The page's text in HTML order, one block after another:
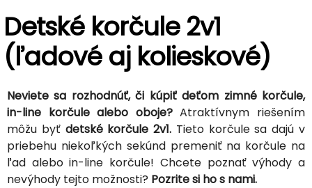
Detské korčule 2v1
(ľadové aj kolieskové)
Neviete sa rozhodnúť, či kúpiť deťom zimné korčule,
in-line korčule alebo oboje?Atraktívnym riešením
môžu byť detské korčule 2v1. Tieto korčule sa dajú v
priebehu niekoľkých sekúnd premeniť na korčule na
ľad alebo in-line korčule! Chcete poznať výhody a
nevýhody tejto možnosti? Pozrite si ho s nami.